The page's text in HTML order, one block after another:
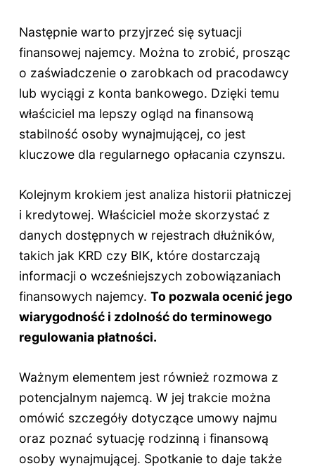
Następnie warto przyjrzeć się sytuacji
finansowej najemcy. Można to zrobić, prosząc
o zaświadczenie o zarobkach od pracodawcy
lub wyciągi z konta bankowego. Dzięki temu
właściciel ma lepszy ogląd na finansową
stabilność osoby wynajmującej, co jest
kluczowe dla regularnego opłacania czynszu.
Kolejnym krokiem jest analiza historii płatniczej
i kredytowej. Właściciel może skorzystać z
danych dostępnych w rejestrach dłużników,
takich jak KRD czy BIK, które dostarczają
informacji o wcześniejszych zobowiązaniach
finansowych najemcy. To pozwala ocenić jego
wiarygodność i zdolność do terminowego
regulowania płatności.
Ważnym elementem jest również rozmowa z
potencjalnym najemcą. W jej trakcie można
omówić szczegóły dotyczące umowy najmu
oraz poznać sytuację rodzinną i finansową
osoby wynajmującej. Spotkanie to daje także